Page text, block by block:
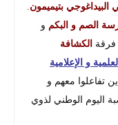
البيداغوجي بتيميمون.
الصم و البكم و
فرقة الكشافة
و الإعلامية
تفاعلوا معهم و
اليوم الوطني لذوي